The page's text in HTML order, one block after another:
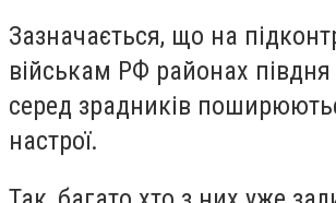
Зазначається, що на
військам РФ районах півдня
серед зрадників
настрої.